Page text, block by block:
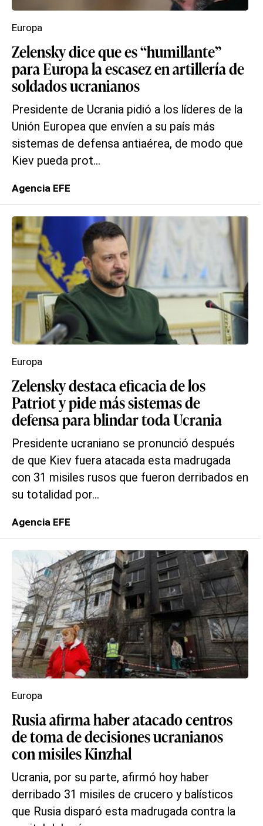
Zelensky dice que es “humillante”
para Europa la escasez en artillería de
soldados ucranianos
Presidente de Ucrania pidió a los líderes de la
Unión Europea que envíen a su país más
sistemas de defensa antiaérea, de modo que
Kiev pueda prot...
Europa
Agencia EFE
Zelensky destaca eficacia de los
Patriot y pide más sistemas de
defensa para blindar toda Ucrania
Presidente ucraniano se pronunció después
de que Kiev fuera atacada esta madrugada
con 31 misiles rusos que fueron derribados en
su totalidad por...
Europa
Agencia EFE
Rusia afirma haber atacado centros
de toma de decisiones ucranianos
con misiles Kinzhal
Ucrania, por su parte, afirmó hoy haber
derribado 31 misiles de crucero y balísticos
que Rusia disparó esta madrugada contra la
Europa